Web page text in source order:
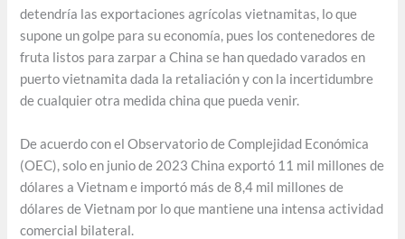
detendría las exportaciones agrícolas vietnamitas, lo que
supone un golpe para su economía, pues los contenedores de
fruta listos para zarpar a China se han quedado varados en
puerto vietnamita dada la retaliación y con la incertidumbre
de cualquier otra medida china que pueda venir.
De acuerdo con el Observatorio de Complejidad Económica
(OEC), solo en junio de 2023 China exportó 11 mil millones de
dólares a Vietnam e importó más de 8,4 mil millones de
dólares de Vietnam por lo que mantiene una intensa actividad
comercial bilateral.